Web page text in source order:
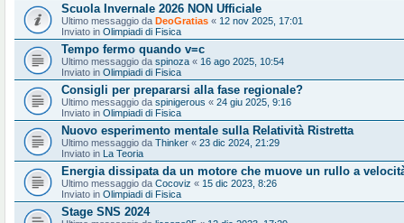
Scuola Invernale 2026 NON Ufficiale
Ultimo messaggio da DeoGratias « 12 nov 2025, 17:01
Inviato in Olimpiadi di Fisica
Tempo fermo quando v=c
Ultimo messaggio da spinoza « 16 ago 2025, 10:54
Inviato in Olimpiadi di Fisica
Consigli per prepararsi alla fase regionale?
Ultimo messaggio da spinigerous « 24 giu 2025, 9:16
Inviato in Olimpiadi di Fisica
Nuovo esperimento mentale sulla Relatività Ristretta
Ultimo messaggio da Thinker « 23 dic 2024, 21:29
Inviato in La Teoria
Energia dissipata da un motore che muove un rullo a
Ultimo messaggio da Cocoviz « 15 dic 2023, 8:26
Inviato in Olimpiadi di Fisica
Stage SNS 2024